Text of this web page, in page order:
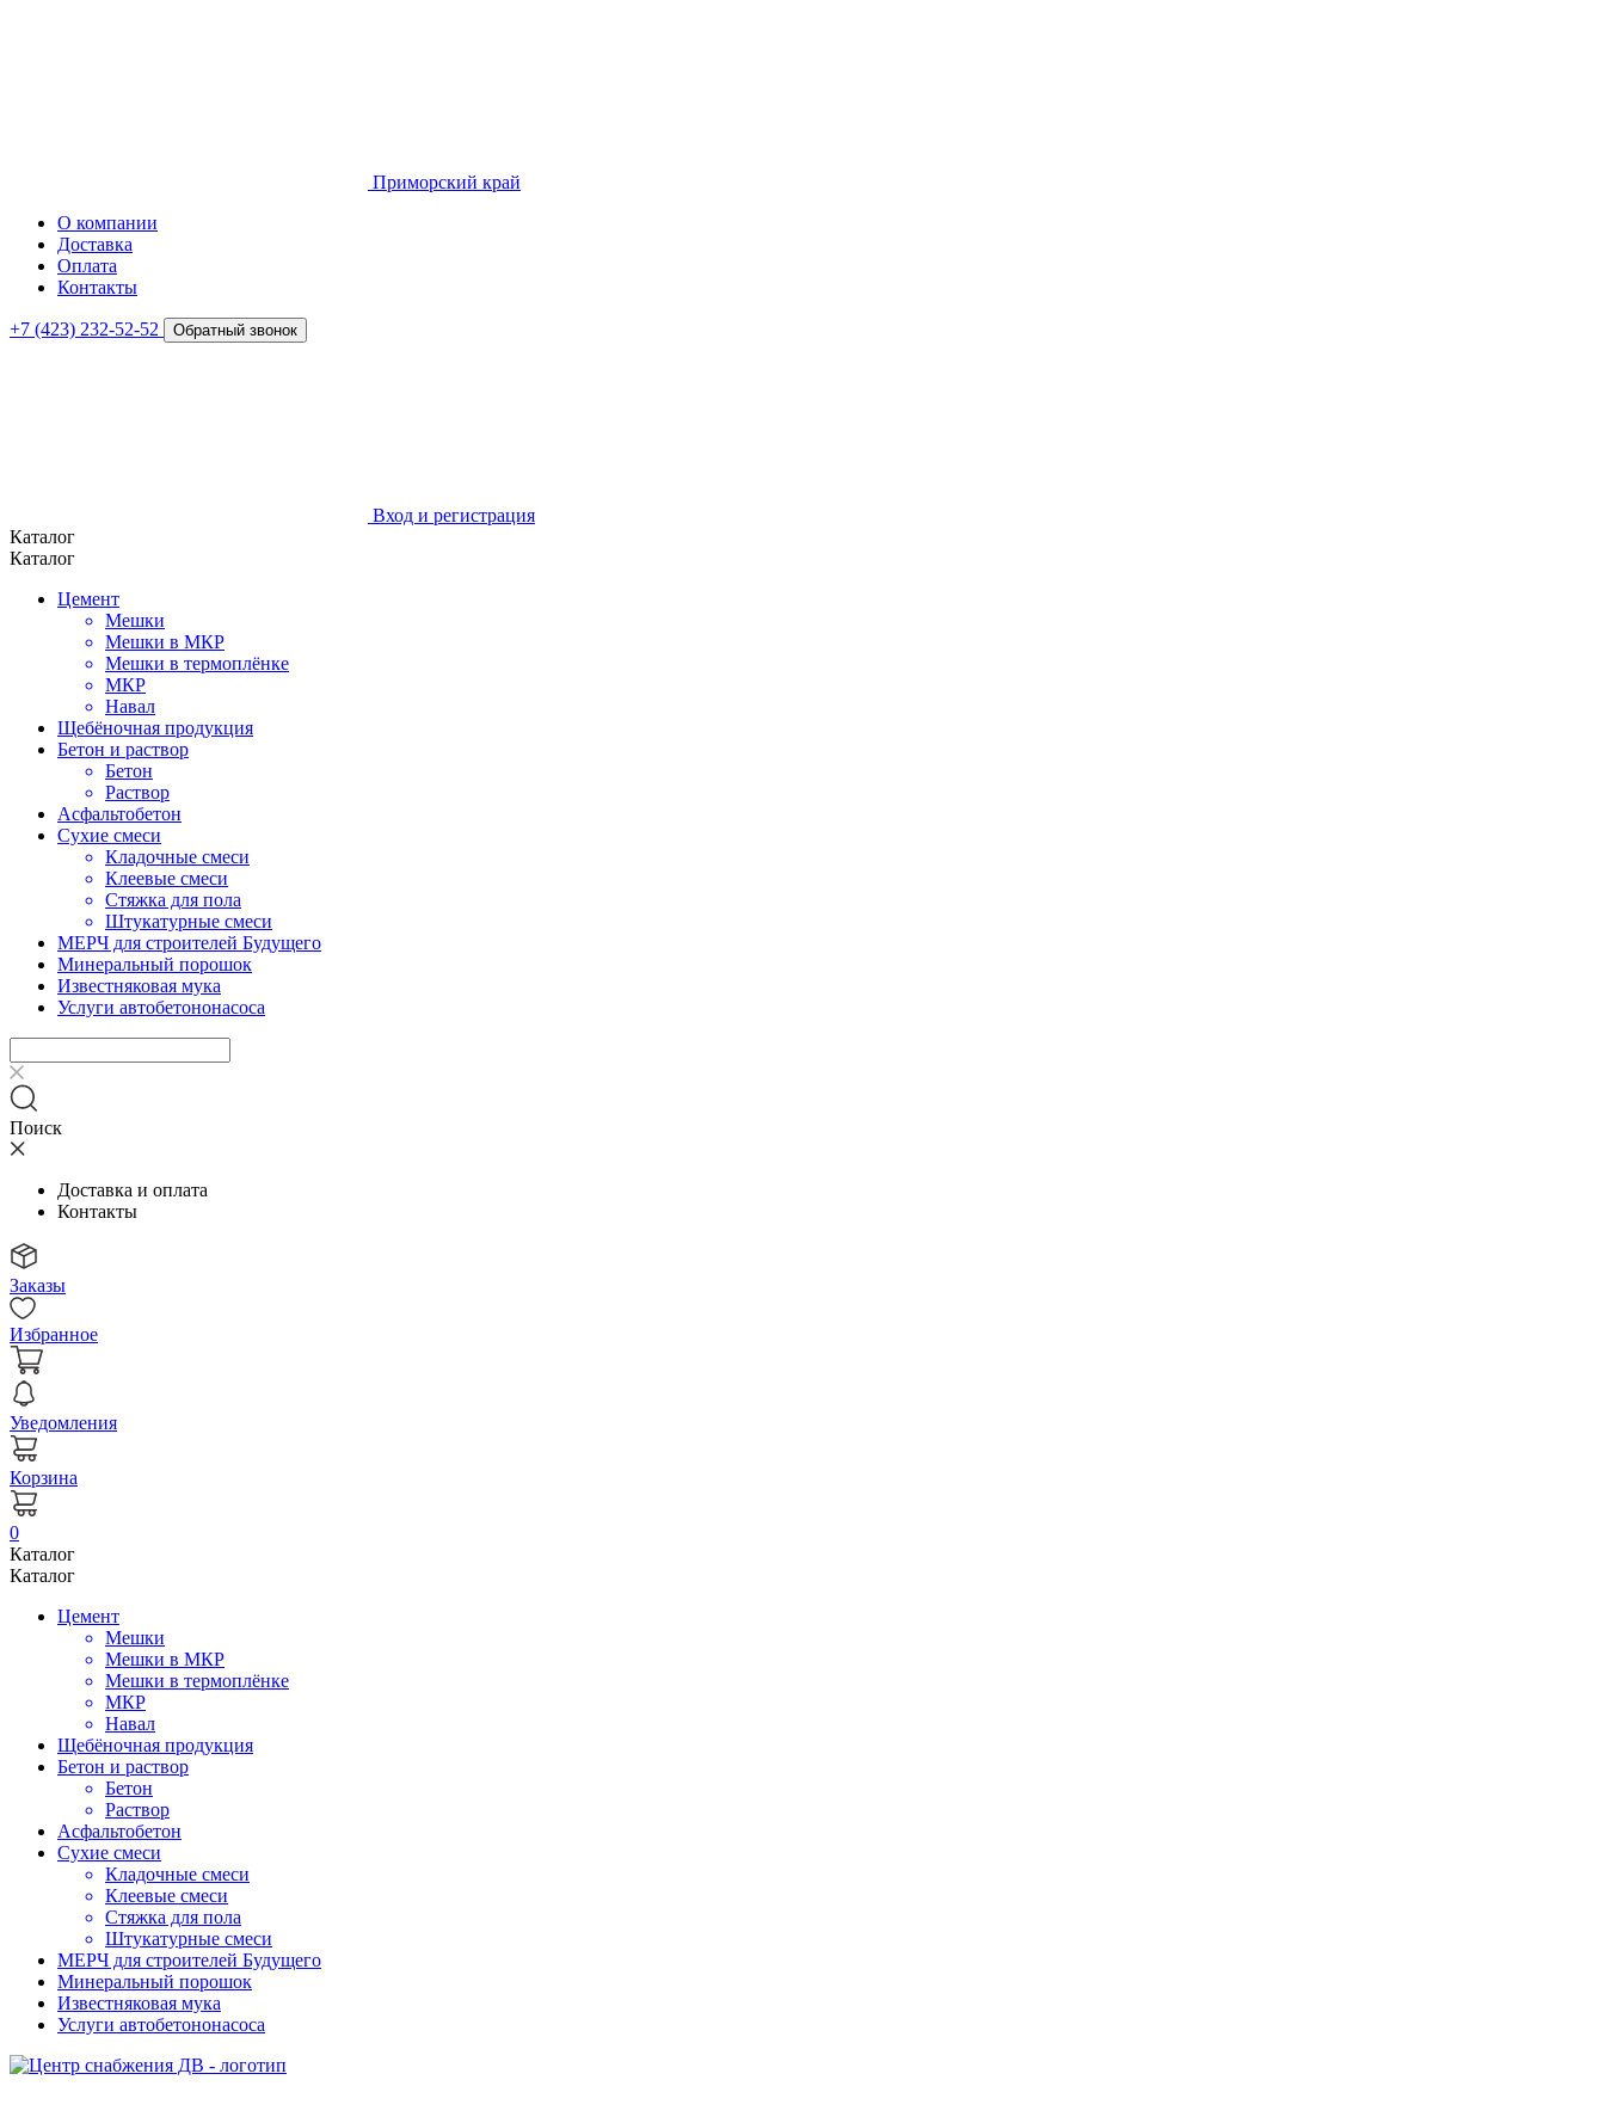
Приморский край
О компании
Доставка
Оплата
Контакты
+7 (423) 232-52-52 Обратный звонок
Вход и регистрация
Каталог
Каталог
Цемент
Мешки
Мешки в МКР
Мешки в термоплёнке
МКР
Навал
Щебёночная продукция
Бетон и раствор
Бетон
Раствор
Асфальтобетон
Сухие смеси
Кладочные смеси
Клеевые смеси
Стяжка для пола
Штукатурные смеси
МЕРЧ для строителей Будущего
Минеральный порошок
Известняковая мука
Услуги автобетононасоса
Поиск
Доставка и оплата
Контакты
Заказы
Избранное
Уведомления
Корзина
0
Каталог
Каталог
Цемент
Мешки
Мешки в МКР
Мешки в термоплёнке
МКР
Навал
Щебёночная продукция
Бетон и раствор
Бетон
Раствор
Асфальтобетон
Сухие смеси
Кладочные смеси
Клеевые смеси
Стяжка для пола
Штукатурные смеси
МЕРЧ для строителей Будущего
Минеральный порошок
Известняковая мука
Услуги автобетононасоса